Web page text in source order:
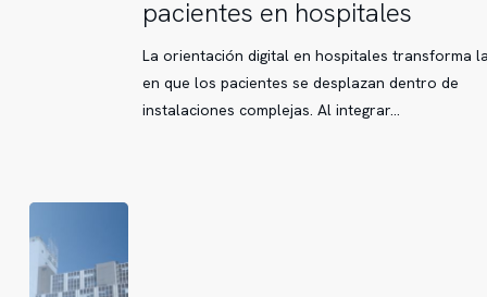
mejorar
flujo
de
pacientes en hospitales
La orientación digital en hospitales transforma
en que los pacientes se desplazan dentro de
instalaciones complejas. Al integrar…